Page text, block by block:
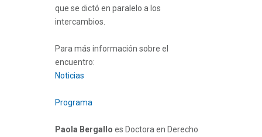
que se dictó en paralelo a los
intercambios.
Para más información sobre el
encuentro:
Noticias
Programa
Paola Bergallo es Doctora en Derecho